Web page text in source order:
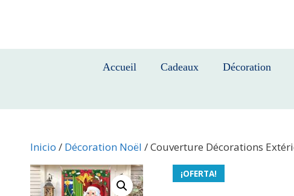
Accueil Cadeaux Décoration
Inicio / Décoration Noël / Couverture Décorations
¡OFERTA!